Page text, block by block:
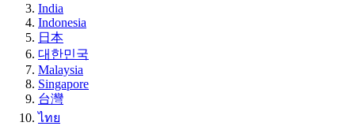
India
Indonesia
日本
대한민국
Malaysia
Singapore
台灣
ไทย